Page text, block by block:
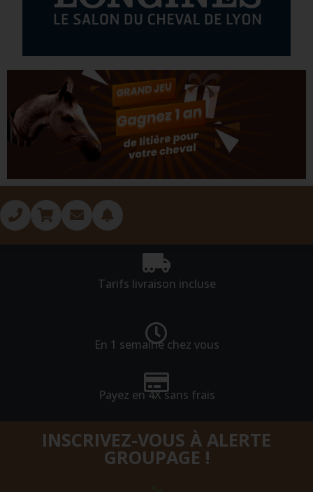
Tarifs livraison incluse
En 1 semaine chez vous
Payez en 4X sans frais
INSCRIVEZ-VOUS À ALERTE
GROUPAGE !